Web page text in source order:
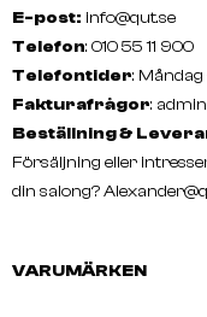
E-post: info@qut.se
Telefon: 010 55 11 900
Telefontider:
Fakturafrågor:
Beställning &
Försäljning eller
din salong?
VARUMÄRKEN